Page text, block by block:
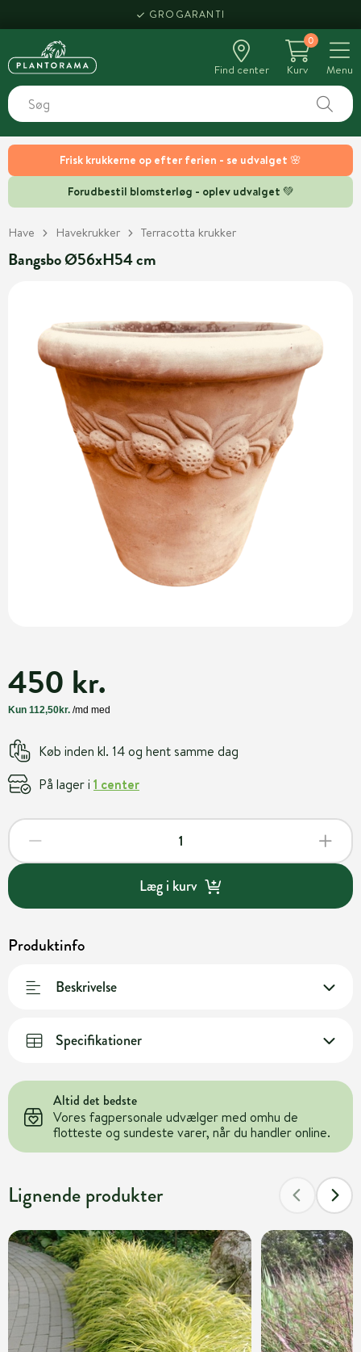
Frisk krukkerne op efter ferien - se udvalget 🌸
Forudbestil blomsterløg - oplev udvalget 💚
GROGARANTI
Find center
0
Kurv
Menu
Have Havekrukker Terracotta krukker
Bangsbo Ø56xH54 cm
450 kr.
Køb inden kl. 14 og hent samme dag
På lager i 1 center
Læg i kurv
Produktinfo
Beskrivelse
Specifikationer
Altid det bedste
Vores fagpersonale udvælger med omhu de
flotteste og sundeste varer, når du handler online.
Lignende produkter